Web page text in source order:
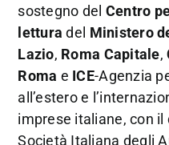
sostegno del Centro
letturadel Ministero
Lazio, Roma Capitale,
Roma e ICE-Agenzia
all’estero e
imprese italiane, con il
Società Italiana degli